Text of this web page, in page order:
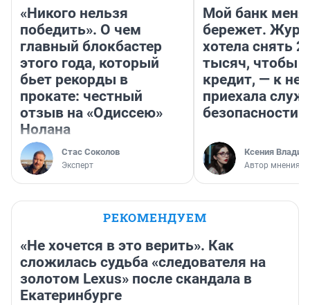
«Никого нельзя
победить». О чем
главный блокбастер
этого года, который
бьет рекорды в
прокате: честный
отзыв на «Одиссею»
Нолана
Стас Соколов
Эксперт
Мой банк меня
бережет.
хотела снять
тысяч, чтобы
кредит, — к
приехала
безопасности
Ксения
Автор мнения
РЕКОМЕНДУЕМ
«Не хочется в это верить». Как
сложилась судьба «следователя на
золотом Lexus» после скандала в
Екатеринбурге